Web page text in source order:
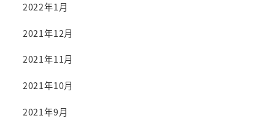
2022年1月
2021年12月
2021年11月
2021年10月
2021年9月